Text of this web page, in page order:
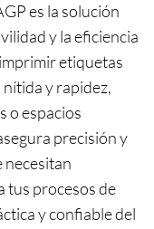
es la solución
y la eficiencia
etiquetas
nítida y rapidez,
o espacios
precisión y
necesitan
tus procesos de
y confiable del